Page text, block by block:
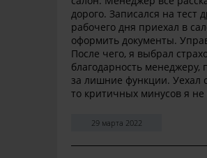
дорого. Записался на
рабочего дня приехал в
оформить документы.
После чего, я выбрал
благодарность
за лишние функции. Уехал
то критичных минусов я
29 марта 2022